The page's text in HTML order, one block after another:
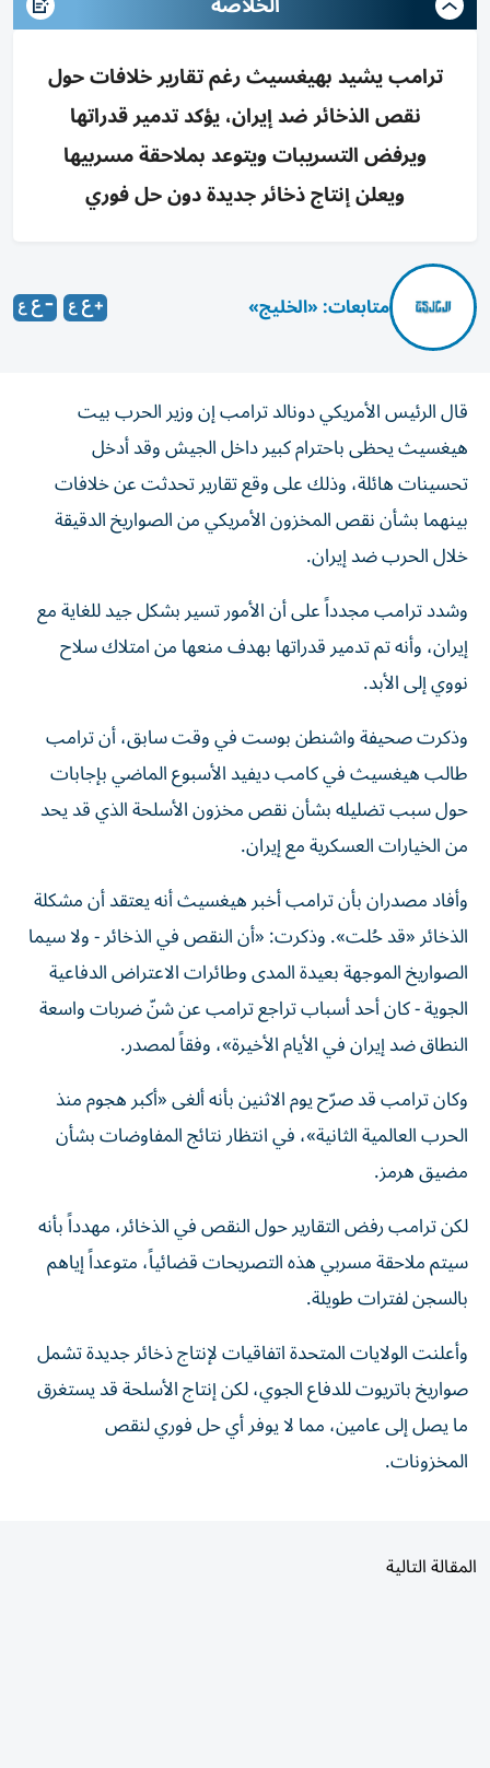
ترامب يشيد بهيغسيث رغم تقارير خلافات حول
نقص الذخائر ضد إيران، يؤكد تدمير قدراتها
ويرفض التسريبات ويتوعد بملاحقة مسربيها
ويعلن إنتاج ذخائر جديدة دون حل فوري
متابعات: «الخليج»
قال الرئيس الأمريكي دونالد ترامب إن وزير الحرب بيت
هيغسيث يحظى باحترام كبير داخل الجيش وقد أدخل
تحسينات هائلة، وذلك على وقع تقارير تحدثت عن خلافات
بينهما بشأن نقص المخزون الأمريكي من الصواريخ الدقيقة
خلال الحرب ضد إيران.
وشدد ترامب مجدداً على أن الأمور تسير بشكل جيد للغاية مع
إيران، وأنه تم تدمير قدراتها بهدف منعها من امتلاك سلاح
نووي إلى الأبد.
وذكرت صحيفة واشنطن بوست في وقت سابق، أن ترامب
طالب هيغسيث في كامب ديفيد الأسبوع الماضي بإجابات
حول سبب تضليله بشأن نقص مخزون الأسلحة الذي قد يحد
من الخيارات العسكرية مع إيران.
وأفاد مصدران بأن ترامب أخبر هيغسيث أنه يعتقد أن مشكلة
الذخائر «قد حُلت». وذكرت: «أن النقص في الذخائر - ولا سيما
الصواريخ الموجهة بعيدة المدى وطائرات الاعتراض الدفاعية
الجوية - كان أحد أسباب تراجع ترامب عن شنّ ضربات واسعة
النطاق ضد إيران في الأيام الأخيرة»، وفقاً لمصدر.
وكان ترامب قد صرّح يوم الاثنين بأنه ألغى «أكبر هجوم منذ
الحرب العالمية الثانية»، في انتظار نتائج المفاوضات بشأن
مضيق هرمز.
لكن ترامب رفض التقارير حول النقص في الذخائر، مهدداً بأنه
سيتم ملاحقة مسربي هذه التصريحات قضائياً، متوعداً إياهم
بالسجن لفترات طويلة.
وأعلنت الولايات المتحدة اتفاقيات لإنتاج ذخائر جديدة تشمل
صواريخ باتريوت للدفاع الجوي، لكن إنتاج الأسلحة قد يستغرق
ما يصل إلى عامين، مما لا يوفر أي حل فوري لنقص
المخزونات.
المقالة التالية